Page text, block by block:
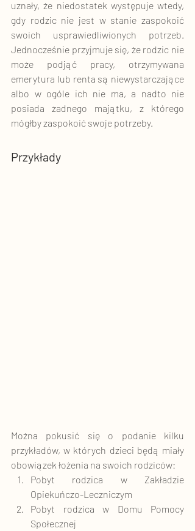
uznały, że niedostatek występuje wtedy,
gdy rodzic nie jest w stanie zaspokoić
swoich usprawiedliwionych potrzeb.
Jednocześnie przyjmuje się, że rodzic nie
może podjąć pracy, otrzymywana
emerytura lub renta są niewystarczające
albo w ogóle ich nie ma, a nadto nie
posiada żadnego majątku, z którego
mógłby zaspokoić swoje potrzeby.
Przykłady
Można pokusić się o podanie kilku
przykładów, w których dzieci będą miały
obowiązek łożenia na swoich rodziców:
Pobyt rodzica w Zakładzie
Opiekuńczo-Leczniczym
Pobyt rodzica w Domu Pomocy
Społecznej